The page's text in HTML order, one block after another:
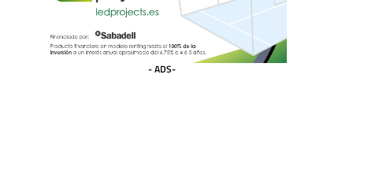
- ADS-